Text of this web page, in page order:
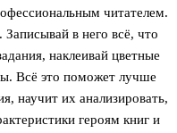
читателем.
в него всё, что
наклеивай цветные
Всё это поможет лучше
научит их анализировать,
героям книг и